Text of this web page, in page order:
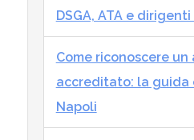
DSGA, ATA e
Come riconoscere un
accreditato: la guida
Napoli